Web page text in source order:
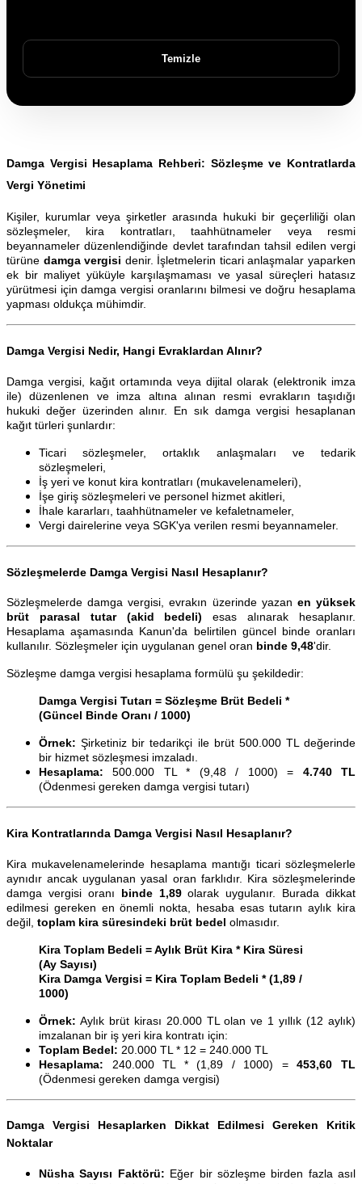
Temizle
Damga Vergisi Hesaplama Rehberi: Sözleşme ve Kontratlarda
Vergi Yönetimi
Kişiler, kurumlar veya şirketler arasında hukuki bir geçerliliği olan
sözleşmeler, kira kontratları, taahhütnameler veya resmi
beyannameler düzenlendiğinde devlet tarafından tahsil edilen vergi
türüne damga vergisi denir. İşletmelerin ticari anlaşmalar yaparken
ek bir maliyet yüküyle karşılaşmaması ve yasal süreçleri hatasız
yürütmesi için damga vergisi oranlarını bilmesi ve doğru hesaplama
yapması oldukça mühimdir.
Damga Vergisi Nedir, Hangi Evraklardan Alınır?
Damga vergisi, kağıt ortamında veya dijital olarak (elektronik imza
ile) düzenlenen ve imza altına alınan resmi evrakların taşıdığı
hukuki değer üzerinden alınır. En sık damga vergisi hesaplanan
kağıt türleri şunlardır:
Ticari sözleşmeler, ortaklık anlaşmaları ve tedarik
sözleşmeleri,
İş yeri ve konut kira kontratları (mukavelenameleri),
İşe giriş sözleşmeleri ve personel hizmet akitleri,
İhale kararları, taahhütnameler ve kefaletnameler,
Vergi dairelerine veya SGK'ya verilen resmi beyannameler.
Sözleşmelerde Damga Vergisi Nasıl Hesaplanır?
Sözleşmelerde damga vergisi, evrakın üzerinde yazan en yüksek
brüt parasal tutar (akid bedeli) esas alınarak hesaplanır.
Hesaplama aşamasında Kanun'da belirtilen güncel binde oranları
kullanılır. Sözleşmeler için uygulanan genel oran binde 9,48'dir.
Sözleşme damga vergisi hesaplama formülü şu şekildedir:
Damga Vergisi Tutarı = Sözleşme Brüt Bedeli *
(Güncel Binde Oranı / 1000)
Örnek: Şirketiniz bir tedarikçi ile brüt 500.000 TL değerinde
bir hizmet sözleşmesi imzaladı.
Hesaplama: 500.000 TL * (9,48 / 1000) = 4.740 TL
(Ödenmesi gereken damga vergisi tutarı)
Kira Kontratlarında Damga Vergisi Nasıl Hesaplanır?
Kira mukavelenamelerinde hesaplama mantığı ticari sözleşmelerle
aynıdır ancak uygulanan yasal oran farklıdır. Kira sözleşmelerinde
damga vergisi oranı binde 1,89olarak uygulanır. Burada dikkat
edilmesi gereken en önemli nokta, hesaba esas tutarın aylık kira
değil, toplam kira süresindeki brüt bedel olmasıdır.
Kira Toplam Bedeli = Aylık Brüt Kira * Kira Süresi
(Ay Sayısı)
Kira Damga Vergisi = Kira Toplam Bedeli * (1,89 /
1000)
Örnek: Aylık brüt kirası 20.000 TL olan ve 1 yıllık (12 aylık)
imzalanan bir iş yeri kira kontratı için:
Toplam Bedel: 20.000 TL * 12 = 240.000 TL
Hesaplama: 240.000 TL * (1,89 / 1000) =453,60 TL
(Ödenmesi gereken damga vergisi)
Damga Vergisi Hesaplarken Dikkat Edilmesi Gereken Kritik
Noktalar
Nüsha Sayısı Faktörü: Eğer bir sözleşme birden fazla asıl